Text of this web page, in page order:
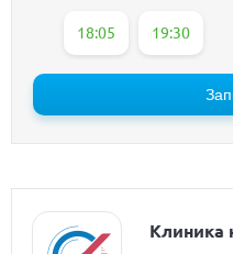
18:05 19:30
Клиника